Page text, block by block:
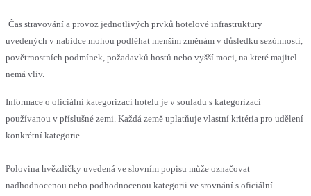
Čas stravování a provoz jednotlivých prvků hotelové infrastruktury
uvedených v nabídce mohou podléhat menším změnám v důsledku sezónnosti,
povětrnostních podmínek, požadavků hostů nebo vyšší moci, na které majitel
nemá vliv.
Informace o oficiální kategorizaci hotelu je v souladu s kategorizací
používanou v příslušné zemi. Každá země uplatňuje vlastní kritéria pro udělení
konkrétní kategorie.
Polovina hvězdičky uvedená ve slovním popisu může označovat
nadhodnocenou nebo podhodnocenou kategorii ve srovnání s oficiální